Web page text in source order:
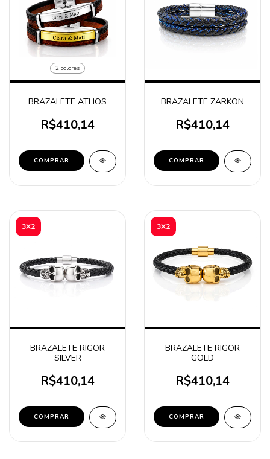
2 colores
BRAZALETE ATHOS
R$410,14
COMPRAR
BRAZALETE ZARKON
R$410,14
COMPRAR
3X2
BRAZALETE RIGOR
SILVER
R$410,14
COMPRAR
3X2
BRAZALETE RIGOR
GOLD
R$410,14
COMPRAR